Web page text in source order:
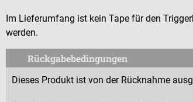
Im Lieferumfang ist kein Tape für den
werden.
Rückgabebedingungen
Dieses Produkt ist von der Rücknahme